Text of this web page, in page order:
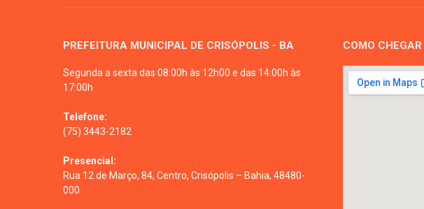
PREFEITURA MUNICIPAL DE CRISÓPOLIS - BA
Segunda a sexta das 08:00h às 12h00 e das 14:00h às
17:00h
Telefone:
(75) 3443-2182
Presencial:
Rua 12 de Março, 84, Centro, Crisópolis – Bahia, 48480-
000
COMO